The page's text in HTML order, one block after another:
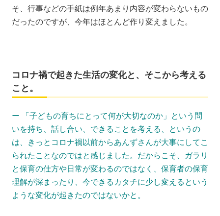
そ、行事などの手紙は例年あまり内容が変わらないもの
だったのですが、今年はほとんど作り変えました。
コロナ禍で起きた生活の変化と、そこから考える
こと。
ー 「子どもの育ちにとって何が大切なのか」という問
いを持ち、話し合い、できることを考える、というの
は、きっとコロナ禍以前からあんずさんが大事にしてこ
られたことなのではと感じました。だからこそ、ガラリ
と保育の仕方や日常が変わるのではなく、保育者の保育
理解が深まったり、今できるカタチに少し変えるという
ような変化が起きたのではないかと。